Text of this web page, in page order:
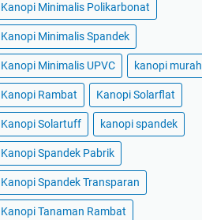
Kanopi Minimalis Polikarbonat
Kanopi Minimalis Spandek
Kanopi Minimalis UPVC kanopi murah
Kanopi Rambat Kanopi Solarflat
Kanopi Solartuff kanopi spandek
Kanopi Spandek Pabrik
Kanopi Spandek Transparan
Kanopi Tanaman Rambat